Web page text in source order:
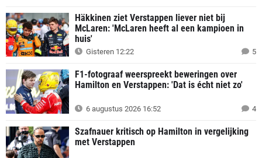
Häkkinen ziet Verstappen liever niet bij
McLaren: 'McLaren heeft al een kampioen in
huis'
Gisteren 12:22 5
F1-fotograaf weerspreekt beweringen over
Hamilton en Verstappen: 'Dat is écht niet zo'
6 augustus 2026 16:52 4
Szafnauer kritisch op Hamilton in vergelijking
met Verstappen